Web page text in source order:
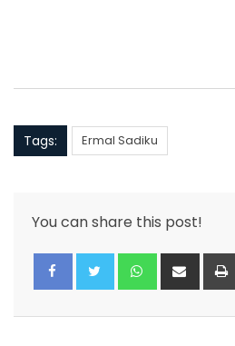
Tags: Ermal Sadiku
You can share this post!
Whatsapp
Share
via